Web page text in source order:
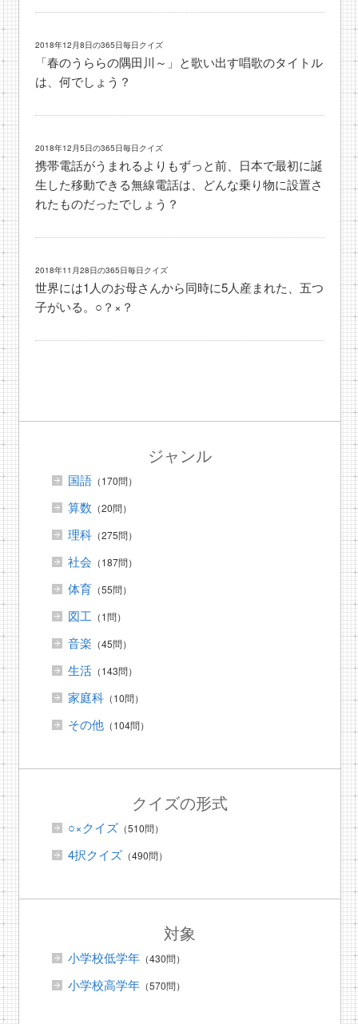
2018年12月8日の365日毎日クイズ
「春のうららの隅田川～」と歌い出す唱歌のタイトル
は、何でしょう？
2018年12月5日の365日毎日クイズ
携帯電話がうまれるよりもずっと前、日本で最初に誕
生した移動できる無線電話は、どんな乗り物に設置さ
れたものだったでしょう？
2018年11月28日の365日毎日クイズ
世界には1人のお母さんから同時に5人産まれた、五つ
子がいる。○？×？
ジャンル
国語（170問）
算数 （20問）
理科（275問）
社会 （187問）
体育（55問）
図工 （1問）
音楽 （45問）
生活（143問）
家庭科（10問）
その他（104問）
クイズの形式
○×クイズ（510問）
4択クイズ（490問）
対象
小学校低学年（430問）
小学校高学年（570問）